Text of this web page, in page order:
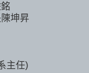
坤昇
主任)